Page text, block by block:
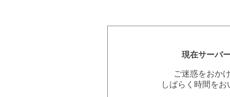
現在サーバ
ご迷惑をおか
しばらく時間を